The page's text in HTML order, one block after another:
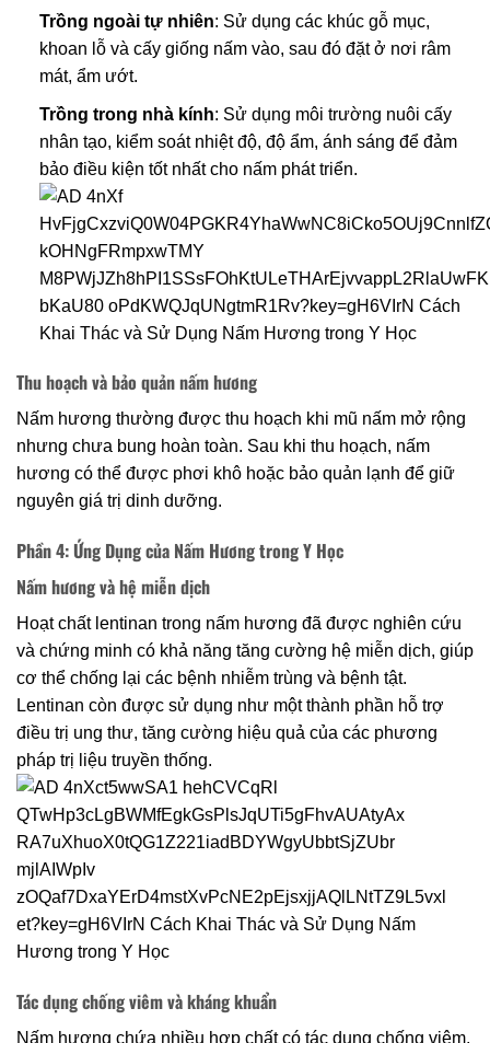
Trồng ngoài tự nhiên: Sử dụng các khúc gỗ mục,
khoan lỗ và cấy giống nấm vào, sau đó đặt ở nơi râm
mát, ẩm ướt.
Trồng trong nhà kính: Sử dụng môi trường nuôi cấy
nhân tạo, kiểm soát nhiệt độ, độ ẩm, ánh sáng để đảm
bảo điều kiện tốt nhất cho nấm phát triển.
Thu hoạch và bảo quản nấm hương
Nấm hương thường được thu hoạch khi mũ nấm mở rộng
nhưng chưa bung hoàn toàn. Sau khi thu hoạch, nấm
hương có thể được phơi khô hoặc bảo quản lạnh để giữ
nguyên giá trị dinh dưỡng.
Phần 4: Ứng Dụng của Nấm Hương trong Y Học
Nấm hương và hệ miễn dịch
Hoạt chất lentinan trong nấm hương đã được nghiên cứu
và chứng minh có khả năng tăng cường hệ miễn dịch, giúp
cơ thể chống lại các bệnh nhiễm trùng và bệnh tật.
Lentinan còn được sử dụng như một thành phần hỗ trợ
điều trị ung thư, tăng cường hiệu quả của các phương
pháp trị liệu truyền thống.
Tác dụng chống viêm và kháng khuẩn
Nấm hương chứa nhiều hợp chất có tác dụng chống viêm,